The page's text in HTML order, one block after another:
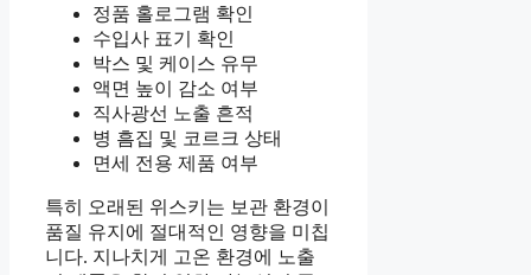
정품 홀로그램 확인
수입사 표기 확인
박스 및 케이스 유무
액면 높이 감소 여부
직사광선 노출 흔적
병 흠집 및 코르크 상태
면세 전용 제품 여부
특히 오래된 위스키는 보관 환경이
품질 유지에 절대적인 영향을 미칩
니다. 지나치게 고온 환경에 노출